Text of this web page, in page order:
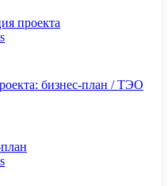
проекта
бизнес-план / ТЭО